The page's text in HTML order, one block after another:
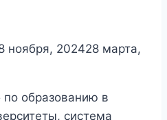
ноября, 202428 марта,
по образованию в
система